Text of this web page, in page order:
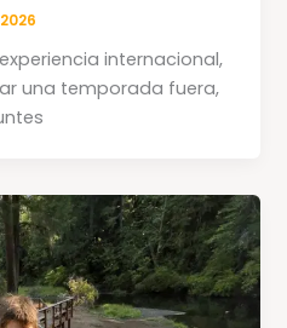
internacional,
una temporada fuera,